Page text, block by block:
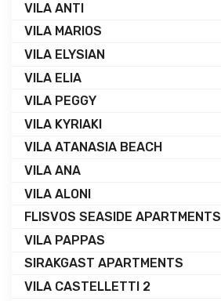
VILA ANTI
VILA MARIOS
VILA ELYSIAN
VILA ELIA
VILA PEGGY
VILA KYRIAKI
VILA ATANASIA BEACH
VILA ANA
VILA ALONI
FLISVOS SEASIDE APARTMENTS
VILA PAPPAS
SIRAKGAST APARTMENTS
VILA CASTELLETTI 2